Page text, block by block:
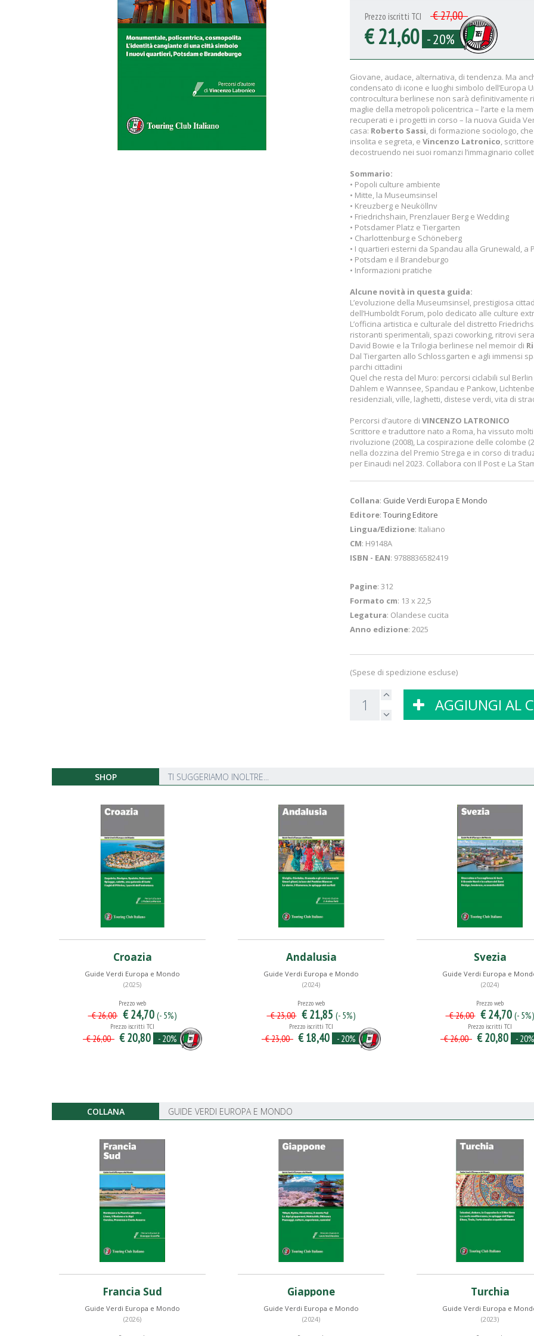
Prezzo iscritti TCI € 27,00
€ 21,60 - 20%
Giovane, audace, alternativa, di tendenza. Ma
condensato di icone e luoghi simbolo
controcultura berlinese non sarà definitivamente
maglie della metropoli policentrica – l’arte e la
recuperati e i progetti in corso – la nuova Guida
casa: Roberto Sassi, di formazione sociologo,
insolita e segreta, e Vincenzo Latronico,
decostruendo nei suoi romanzi l’immaginario
Sommario:
• Popoli culture ambiente
• Mitte, la Museumsinsel
• Kreuzberg e Neuköllnv
• Friedrichshain, Prenzlauer Berg e Wedding
• Potsdamer Platz e Tiergarten
• Charlottenburg e Schöneberg
• I quartieri esterni da Spandau alla Grunewald, a
• Potsdam e il Brandeburgo
• Informazioni pratiche
Alcune novità in questa guida:
L’evoluzione della Museumsinsel, prestigiosa
dell’Humboldt Forum, polo dedicato alle culture
L’officina artistica e culturale del distretto
ristoranti sperimentali, spazi coworking, ritrovi
David Bowie e la Trilogia berlinese nel memoir di
Dal Tiergarten allo Schlossgarten e agli immensi
parchi cittadini
Quel che resta del Muro: percorsi ciclabili sul
Dahlem e Wannsee, Spandau e Pankow,
residenziali, ville, laghetti, distese verdi, vita di
Percorsi d’autore di VINCENZO LATRONICO
Scrittore e traduttore nato a Roma, ha vissuto
rivoluzione (2008), La cospirazione delle colombe
nella dozzina del Premio Strega e in corso di
per Einaudi nel 2023. Collabora con Il Post e La
Collana: Guide Verdi Europa E Mondo
Editore: Touring Editore
Lingua/Edizione: Italiano
CM: H9148A
ISBN - EAN: 9788836582419
Pagine: 312
Formato cm: 13 x 22,5
Legatura: Olandese cucita
Anno edizione: 2025
(Spese di spedizione escluse)
AGGIUNGI AL
SHOP TI SUGGERIAMO INOLTRE...
Croazia
Guide Verdi Europa e Mondo
(2025)
Prezzo web
€ 26,00 € 24,70 (- 5%)
Prezzo iscritti TCI
€ 26,00 € 20,80 - 20%
Andalusia
Guide Verdi Europa e Mondo
(2024)
Prezzo web
€ 23,00 € 21,85 (- 5%)
Prezzo iscritti TCI
€ 23,00 € 18,40 - 20%
Svezia
Guide Verdi Europa e
(2024)
Prezzo web
€ 26,00 € 24,70 (- 5%)
Prezzo iscritti TCI
€ 26,00 € 20,80 - 20%
COLLANA GUIDE VERDI EUROPA E MONDO
Francia Sud
Guide Verdi Europa e Mondo
(2026)
Giappone
Guide Verdi Europa e Mondo
(2024)
Turchia
Guide Verdi Europa e
(2023)